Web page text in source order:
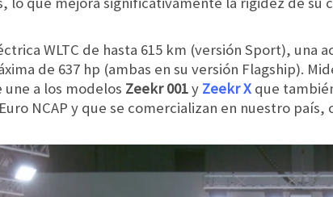
WLTC de hasta 615 km (versión Sport), una
de 637 hp (ambas en su versión Flagship).
une a los modelos Zeekr 001y Zeekr X que
NCAP y que se comercializan en nuestro país,